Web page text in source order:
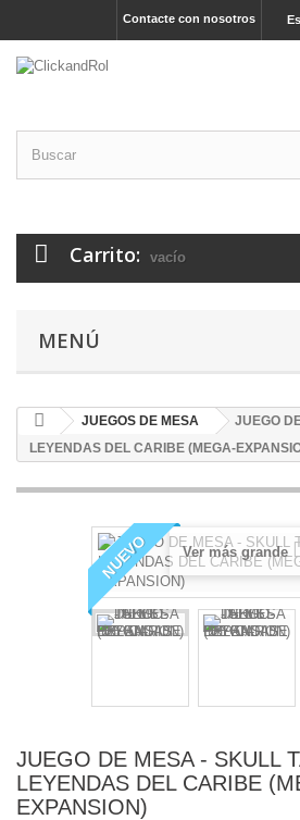
Contacte con nosotros
Carrito: vacío
MENÚ
JUEGOS DE MESA
JUEGO
LEYENDAS DEL CARIBE (MEGA-
NUEVO Ver más grande
JUEGO DE MESA - SKULL
LEYENDAS DEL CARIBE
EXPANSION)